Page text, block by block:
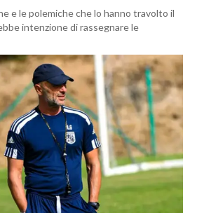
e le polemiche che lo hanno travolto il
intenzione di rassegnare le